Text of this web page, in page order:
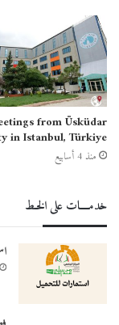
نافذة على معهد علوم
نافذة على معهد العلوم
from Üsküdar
in Istanbul, Türkiye
منذ 4 أسابيع
خدمــــات على الخـط